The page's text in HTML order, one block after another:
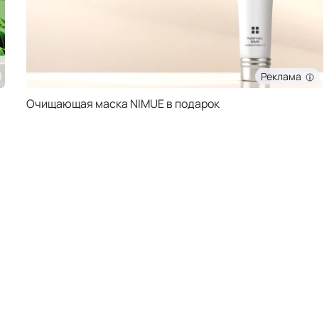
Реклама
Очищающая маска NIMUE в подарок